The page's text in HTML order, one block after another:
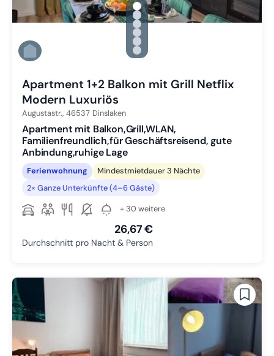
gallery.slide_selector
Zu Slide 1 wechseln
Zu Slide 2 wechseln
Zu Slide 3 wechseln
Zu Slide 4 wechseln
Zu Slide 5 wechseln
Zu Slide 6 wechseln
Apartment 1+2 Balkon mit Grill Netflix
Modern Luxuriös
Augustastr., 46537 Dinslaken
Apartment mit Balkon,Grill,WLAN,
Familienfreundlich,für Geschäftsreisend, gute
Anbindung,ruhige Lage
Ferienwohnung
Mindestmietdauer 3 Nächte
2× Ganze Unterkünfte (4–6 Gäste)
+ 30 weitere
26,67 €
Durchschnitt pro Nacht & Person